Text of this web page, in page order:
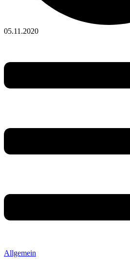
05.11.2020
Allgemein